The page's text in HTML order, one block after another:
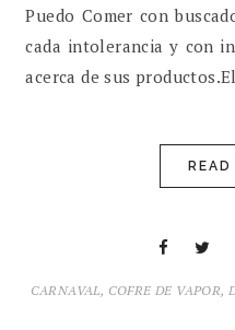
Puedo Comer con
cada intolerancia y con
acerca de sus
CARNAVAL, COFRE DE VAPOR,